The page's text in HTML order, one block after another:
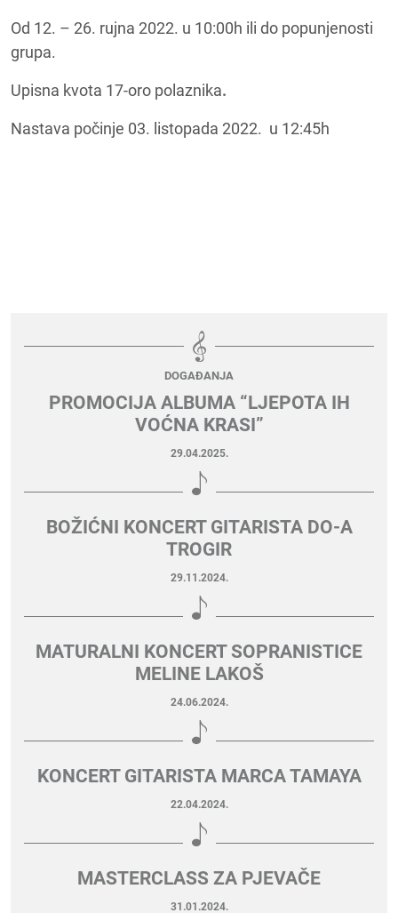
Od 12. – 26. rujna 2022. u 10:00h ili do popunjenosti
grupa.
Upisna kvota 17-oro polaznika.
Nastava počinje 03. listopada 2022. u 12:45h
DOGAĐANJA
PROMOCIJA ALBUMA “LJEPOTA IH
VOĆNA KRASI”
29.04.2025.
BOŽIĆNI KONCERT GITARISTA DO-A
TROGIR
29.11.2024.
MATURALNI KONCERT SOPRANISTICE
MELINE LAKOŠ
24.06.2024.
KONCERT GITARISTA MARCA TAMAYA
22.04.2024.
MASTERCLASS ZA PJEVAČE
31.01.2024.